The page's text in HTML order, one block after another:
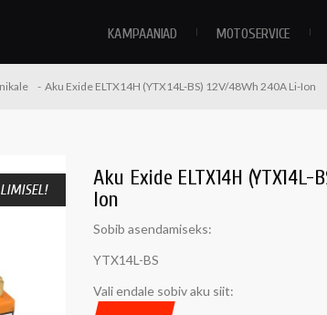
KAMPAANIAD MOTOSERVICE
Aku Exide ELTX14H (YTX14L-BS) 12V/48Wh 240A Li-Ion
Aku Exide ELTX14H
Ion
Sobib asendamiseks:
YTX14L-BS
Vali endale sobiv aku siit: